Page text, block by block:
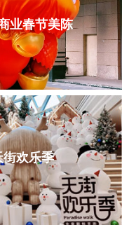
业春节美陈
街欢乐季